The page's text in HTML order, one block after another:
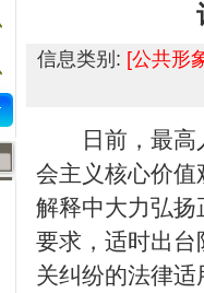
信息类别: [公共形
日前，最高人
会主义核心价
解释中大力弘
要求，适时出
关纠纷的法律